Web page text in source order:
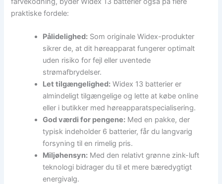
praktiske fordele:
Pålidelighed: Som originale Widex-produkter
sikrer de, at dit høreapparat fungerer optimalt
uden risiko for fejl eller uventede
strømafbrydelser.
Let tilgængelighed: Widex 13 batterier er
almindeligt tilgængelige og lette at købe online
eller i butikker med høreapparatspecialisering.
God værdi for pengene: Med en pakke, der
typisk indeholder 6 batterier, får du langvarig
forsyning til en rimelig pris.
Miljøhensyn: Med den relativt grønne zink-luft
teknologi bidrager du til et mere bæredygtigt
energivalg.